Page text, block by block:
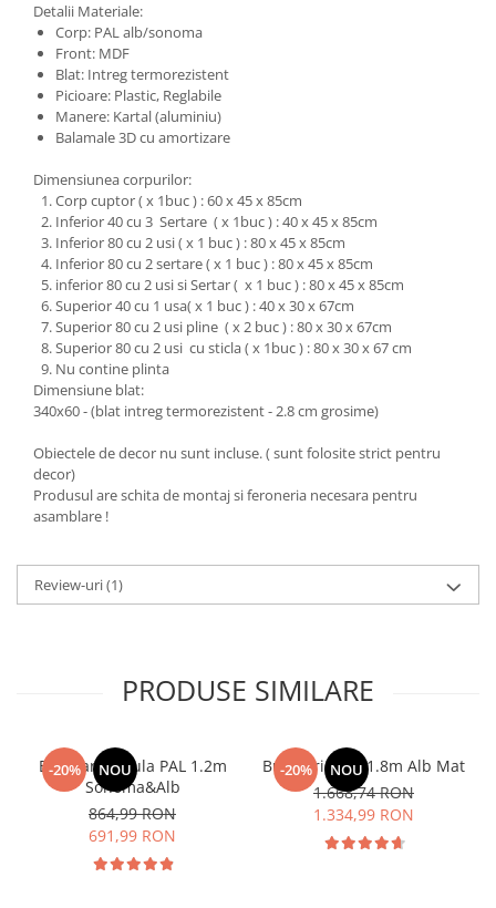
Detalii Materiale:
Corp: PAL alb/sonoma
Front: MDF
Blat: Intreg termorezistent
Picioare: Plastic, Reglabile
Manere: Kartal (aluminiu)
Balamale 3D cu amortizare
Dimensiunea corpurilor:
Corp cuptor ( x 1buc ) : 60 x 45 x 85cm
Inferior 40 cu 3 Sertare ( x 1buc ) : 40 x 45 x 85cm
Inferior 80 cu 2 usi ( x 1 buc ) : 80 x 45 x 85cm
Inferior 80 cu 2 sertare ( x 1 buc ) : 80 x 45 x 85cm
inferior 80 cu 2 usi si Sertar ( x 1 buc ) : 80 x 45 x 85cm
Superior 40 cu 1 usa( x 1 buc ) : 40 x 30 x 67cm
Superior 80 cu 2 usi pline ( x 2 buc ) : 80 x 30 x 67cm
Superior 80 cu 2 usi cu sticla ( x 1buc ) : 80 x 30 x 67 cm
Nu contine plinta
Dimensiune blat:
340x60 - (blat intreg termorezistent - 2.8 cm grosime)
Obiectele de decor nu sunt incluse. ( sunt folosite strict pentru
decor)
Produsul are schita de montaj si feroneria necesara pentru
asamblare !
Review-uri(1)
PRODUSE SIMILARE
-20% NOU
Bucatarie Paula PAL 1.2m
Sonoma&Alb
864,99 RON
691,99 RON
-20% NOU
Bucatarie Lily 1.8m Alb Mat
1.668,74 RON
1.334,99 RON